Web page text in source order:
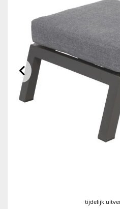
tijdelijk